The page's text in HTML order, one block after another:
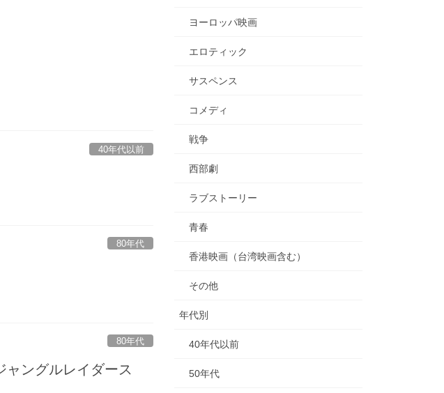
40年代以前
80年代
80年代
ングルレイダース
ヨーロッパ映画
エロティック
サスペンス
コメディ
戦争
西部劇
ラブストーリー
青春
香港映画（台湾映画含む）
その他
年代別
40年代以前
50年代